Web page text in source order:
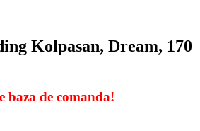
Kolpasan, Dream, 170
baza de comanda!